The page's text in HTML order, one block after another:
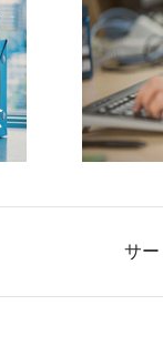
個のチ
もしもが描く未
サ